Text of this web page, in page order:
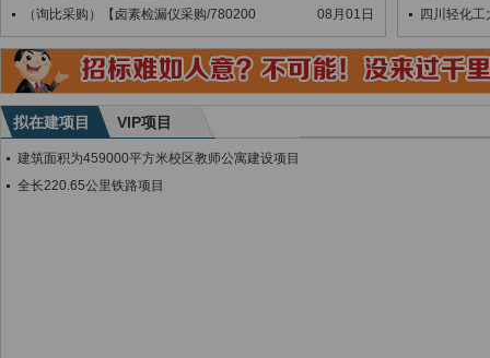
（询比采购）【卤素检漏仪采购/780200
08月01日
四川轻化
拟在建项目 VIP项目
建筑面积为459000平方米校区教师公寓建设项目
全长220.65公里铁路项目